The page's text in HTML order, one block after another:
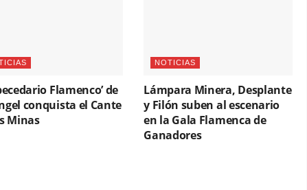
Flamenco’ de
conquista el Cante
Minas
NOTICIAS
Lámpara Minera, Desplante
y Filón suben al escenario
en la Gala Flamenca de
Ganadores